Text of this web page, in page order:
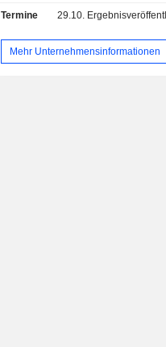
Termine 29.10.
Mehr Unternehmensinformationen